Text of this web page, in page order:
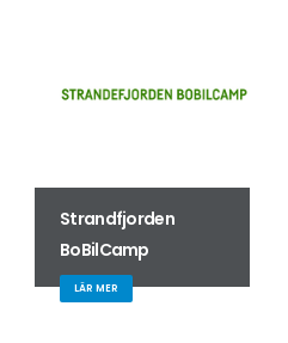
Strandfjorden
BoBilCamp
LÄR MER